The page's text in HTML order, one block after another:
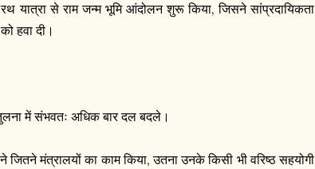
यात्रा से राम जन्म भूमि आंदोलन शुरू किया, जिसने सांप्रदायिकता
हवा दी।
में संभवतः अधिक बार दल बदले।
जितने मंत्रालयों का काम किया, उतना उनके किसी भी वरिष्ठ सहयोगी